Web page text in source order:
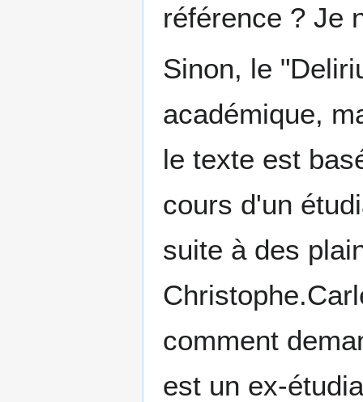
référence ? Je
Sinon, le
académique,
le texte est
cours d'un
suite à des
comment
est un ex-